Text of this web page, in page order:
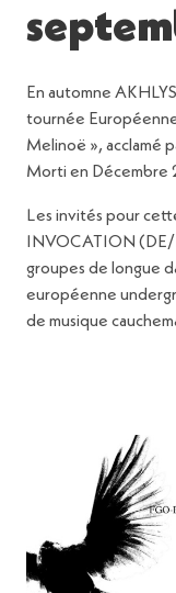
En automne
tournée
Melinoë », acclamé
Morti en Décembre
Les invités pour
INVOCATION (DE/
groupes de longue
européenne
de musique